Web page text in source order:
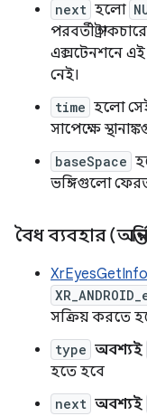
next হলো
পরবর্তী
এক্সটেনশনে এই
নেই।
time হলো
সাপেক্ষে
baseSpace
ভঙ্গিগুলো
বৈধ ব্যবহার
সক্রিয় করতে
type অবশ্যই
হতে হবে
next অবশ্যই